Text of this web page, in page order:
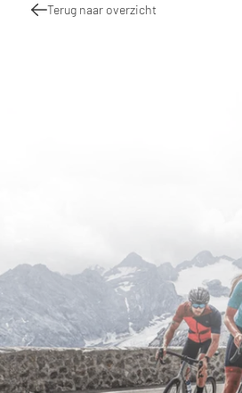
Terug naar overzicht